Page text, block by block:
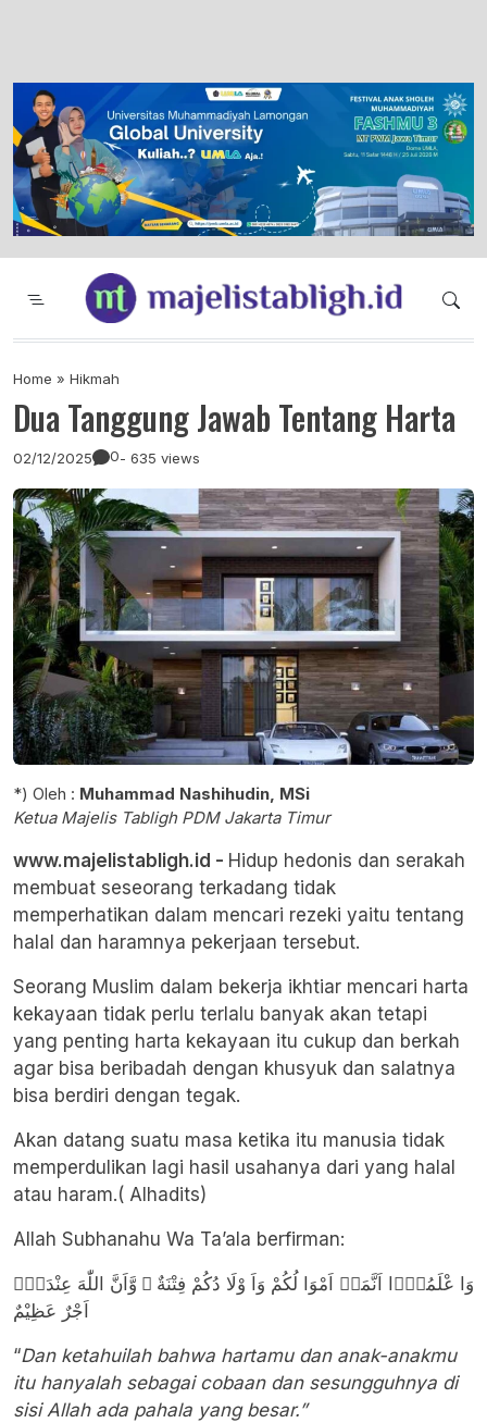
Majelis Tabligh Muhammadiyah
Syiar Dakwah Islam Berkemajuan dan
Home » Hikmah
Dua Tanggung Jawab Tentang Harta
02/12/2025 0- 635 views
*) Oleh : Muhammad Nashihudin, MSi
Ketua Majelis Tabligh PDM Jakarta Timur
www.majelistabligh.id - Hidup hedonis dan serakah
membuat seseorang terkadang tidak
memperhatikan dalam mencari rezeki yaitu tentang
halal dan haramnya pekerjaan tersebut.
Seorang Muslim dalam bekerja ikhtiar mencari harta
kekayaan tidak perlu terlalu banyak akan tetapi
yang penting harta kekayaan itu cukup dan berkah
agar bisa beribadah dengan khusyuk dan salatnya
bisa berdiri dengan tegak.
Akan datang suatu masa ketika itu manusia tidak
memperdulikan lagi hasil usahanya dari yang halal
atau haram.( Alhadits)
Allah Subhanahu Wa Ta’ala berfirman:
وَا عْلَمُوْۤا اَنَّمَاۤ اَمْوَا لُكُمْ وَاَ وْلَا دُكُمْ فِتْنَةٌ ۙ وَّاَنَّ اللّٰهَ عِنْدَهٗۤ
اَجْرٌ عَظِيْمٌ
“Dan ketahuilah bahwa hartamu dan anak-anakmu
itu hanyalah sebagai cobaan dan sesungguhnya di
sisi Allah ada pahala yang besar.”